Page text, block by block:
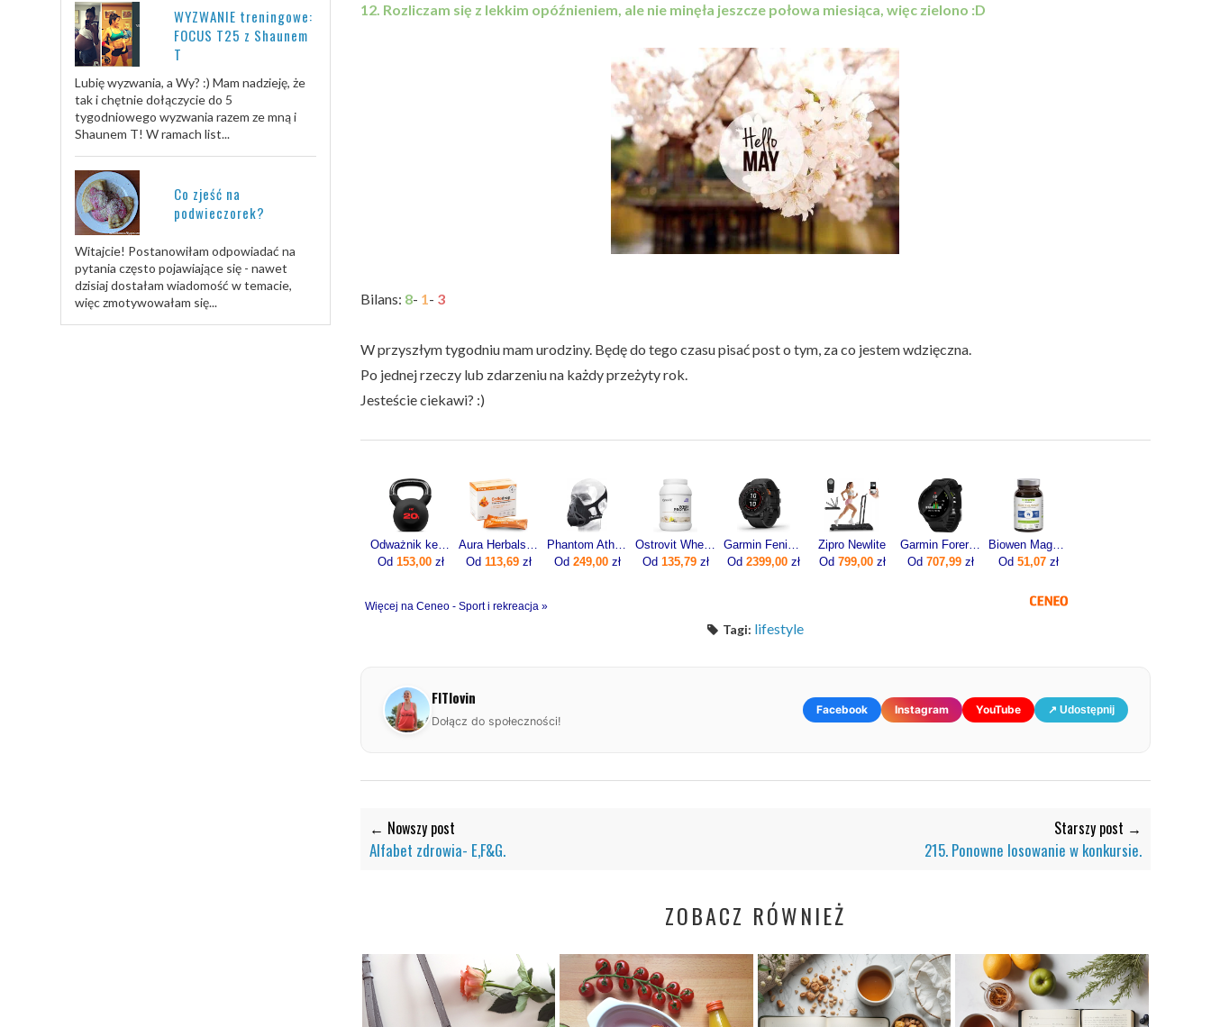
12. Rozliczam się z lekkim opóźnieniem, ale nie minęła jeszcze połowa miesiąca, więc zielono :D
Bilans: 8- 1- 3
W przyszłym tygodniu mam urodziny. Będę do tego czasu pisać post o tym, za co jestem wdzięczna.
Po jednej rzeczy lub zdarzeniu na każdy przeżyty rok.
Jesteście ciekawi? :)
Odważnik kettlebell żeliwny 20kg
Od 153,00zł
Od 113,69 zł
Phantom Athletics Maska Treningowa Wydolnościowa Fitness L
Od 249,00zł
Ostrovit Whey Protein 700g
Od 135,79zł
Od 2399,00 zł
Zipro Newlite
Od 799,00zł
Garmin Forerunner 55 Czarny (0100256210)
Od 707,99zł
Biowen Magnez Chelatowany 840mg 100kaps.
Od 51,07 zł
Więcej na Ceneo - Sport i rekreacja »
Tagi: lifestyle
FITlovin
Dołącz do społeczności!
Facebook Instagram YouTube ↗ Udostępnij
← Nowszy post
Alfabet zdrowia- E,F&G.
Starszy post →
215. Ponowne losowanie w konkursie.
ZOBACZ RÓWNIEŻ
WYZWANIE treningowe:
FOCUS T25 z Shaunem
T
Lubię wyzwania, a Wy? :) Mam nadzieję, że
tak i chętnie dołączycie do 5
tygodniowego wyzwania razem ze mną i
Shaunem T! W ramach list...
Co zjeść na
podwieczorek?
Witajcie! Postanowiłam odpowiadać na
pytania często pojawiające się - nawet
dzisiaj dostałam wiadomość w temacie,
więc zmotywowałam się...